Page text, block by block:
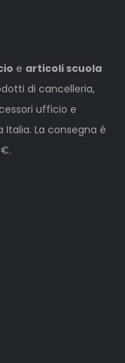
e articoli scuola
di cancelleria,
ufficio e
La consegna è